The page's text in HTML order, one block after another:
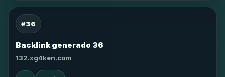
#36
Backlink generado 36
132.xg4ken.com